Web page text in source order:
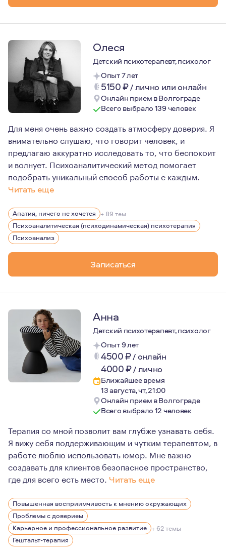
Олеся
Детский психотерапевт, психолог
Опыт 7 лет
5150₽/лично или онлайн
Онлайн прием в Волгограде
Всего выбрало 139 человек
Для меня очень важно создать атмосферу доверия. Я
внимательно слушаю, что говорит человек, и
предлагаю аккуратно исследовать то, что беспокоит
и волнует. Психоаналитический метод помогает
подобрать уникальный способ работы с каждым.
Читать еще
Рада приветствовать Вас на своей странице!
Психоанализом я стала заниматься с 2017 года,
В работе с человеком я исхожу из уникальности
Апатия, ничего не хочется + 89 тем
Психоаналитическая (психодинамическая) психотерапия
Психоанализ
Записаться
Анна
Детский психотерапевт, психолог
Опыт 9 лет
4500₽/ онлайн
4000₽/лично
Ближайшее время
13 августа, чт, 21:00
Онлайн прием в Волгограде
Всего выбрало 12 человек
Терапия со мной позволит вам глубже узнавать себя.
Я вижу себя поддерживающим и чутким терапевтом, в
работе люблю использовать юмор. Мне важно
создавать для клиентов безопасное пространство,
где для всего есть место. Читать еще
Мне искренне интересен собственный путь
Я много внимания и энергии направляю на то, что бы
Повышенная восприимчивость к мнению окружающих
Проблемы с доверием
Карьерное и профессиональное развитие + 62 темы
Гештальт-терапия